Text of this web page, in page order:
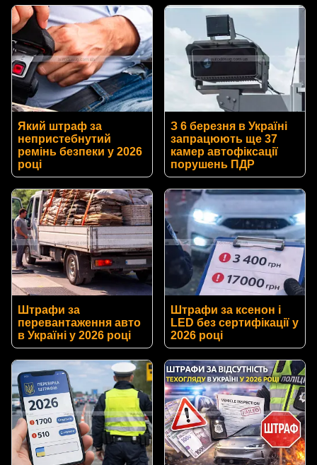
Який штраф за
непристебнутий
ремінь безпеки у 2026
році
З 6 березня в Україні
запрацюють ще 37
камер автофіксації
порушень ПДР
Штрафи за
перевантаження авто
в Україні у 2026 році
Штрафи за ксенон і
LED без сертифікації у
2026 році